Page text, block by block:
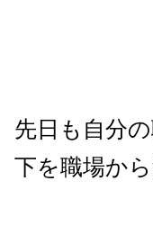
先日も自分
下を職場か